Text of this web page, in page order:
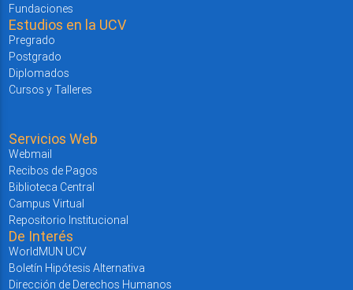
Fundaciones
Estudios en la UCV
Pregrado
Postgrado
Diplomados
Cursos y Talleres
Servicios Web
Webmail
Recibos de Pagos
Biblioteca Central
Campus Virtual
Repositorio Institucional
De Interés
WorldMUN UCV
Boletín Hipótesis Alternativa
Dirección de Derechos Humanos